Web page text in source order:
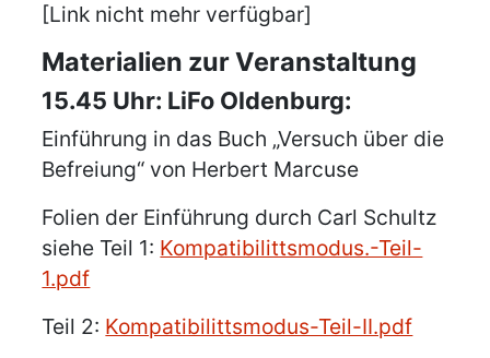
[Link nicht mehr verfügbar]
Materialien zur Veranstaltung
15.45 Uhr: LiFo Oldenburg:
Einführung in das Buch „Versuch über die
Befreiung“ von Herbert Marcuse
Folien der Einführung durch Carl Schultz
siehe Teil 1: Kompatibilittsmodus.-Teil-
1.pdf
Teil 2: Kompatibilittsmodus-Teil-II.pdf